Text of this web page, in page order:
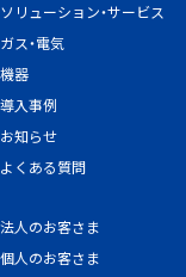
ソリューション・サービス
ガス・電気
機器
導入事例
お知らせ
よくある質問
法人のお客さま
個人のお客さま